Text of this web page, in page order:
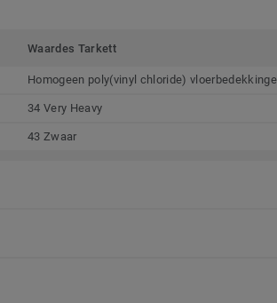
Waardes Tarkett
Homogeen poly(vinyl chloride)
34 Very Heavy
43 Zwaar